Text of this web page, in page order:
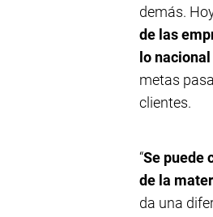
demás.
de las
lo
metas
clientes.
“Se puede
de la
da una